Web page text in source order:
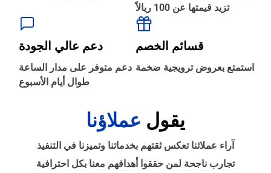
تزيد قيمتها عن 100 ريالاً
قسائم الخصم
استمتع بعروض ترويجية ضخمة
دعم عالي الجودة
دعم متوفر على مدار الساعة
طوال أيام الأسبوع
يقول عملاؤنا
آراء عملائنا تعكس ثقتهم بخدماتنا وتميزنا في التنفيذ
تجارب ناجحة لمن حققوا أهدافهم معنا بكل احترافية
الطباعة والأدوات المكتبية
حجز طيران ‹
الوظائف ‹